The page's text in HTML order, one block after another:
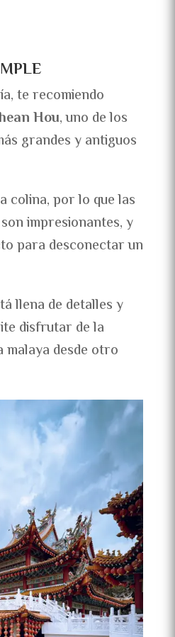
te recomiendo
Hou, uno de los
grandes y antiguos
colina, por lo que las
impresionantes, y
para desconectar un
llena de detalles y
disfrutar de la
desde otro